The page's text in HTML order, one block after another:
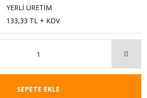
YERLİ ÜRETİM
133,33 TL + KDV
SEPETE EKLE